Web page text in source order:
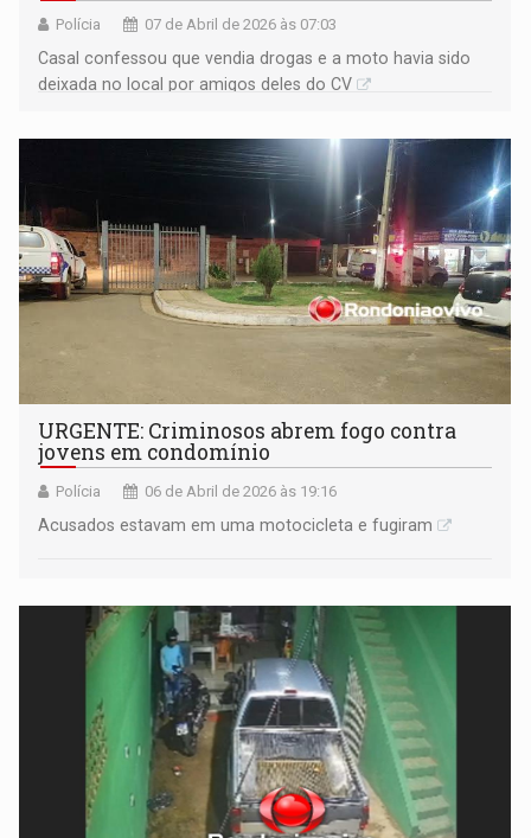
Polícia 07 de Abril de 2026 às 07:03
Casal confessou que vendia drogas e a moto havia sido
deixada no local por amigos deles do CV
URGENTE: Criminosos abrem fogo contra
jovens em condomínio
Polícia 06 de Abril de 2026 às 19:16
Acusados estavam em uma motocicleta e fugiram